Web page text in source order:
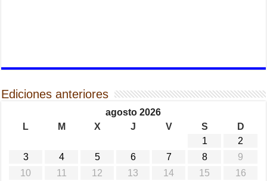
Ediciones anteriores
agosto 2026
L
M X J V S
D
1
2
3
4 5 6 7 8
9
10
11 12 13 14 15
16